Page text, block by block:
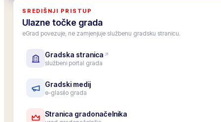
Inicijativu za nogostup uz glavnu cestu s 87 potpisa proslijedili
prenosimo u zajednički tok objava, da je vide i drugi mjesni
11odgovora· 52lajkova
OŠ
Gradska osnovna škola
USTANOVA · ŠKOLA
Roditeljski sastanak za roditelje budućih prvašića: 25. lipnja u
odgovora
SREDIŠNJI PRISTUP
Ulazne točke grada
eGrad povezuje, ne zamjenjuje službenu gradsku stranicu.
Gradska stranica
službeni portal grada
Gradski medij
e-glasilo grada
Stranica gradonačelnika